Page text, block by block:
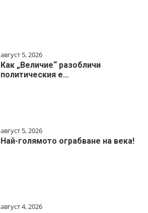
август 5, 2026
Как „Величие“ разобличи
политическия е…
август 5, 2026
Най-голямото ограбване на века!
август 4, 2026